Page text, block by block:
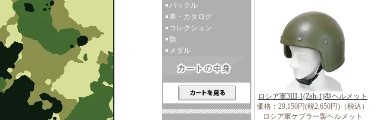
バックル
本・カタログ
コレクション
旗
メダル
ロシア軍ЗШ-1(Zsh-1)型ヘルメット
価格：29,150円(税2,650円)（税込）
ロシア軍ケブラー製ヘルメット